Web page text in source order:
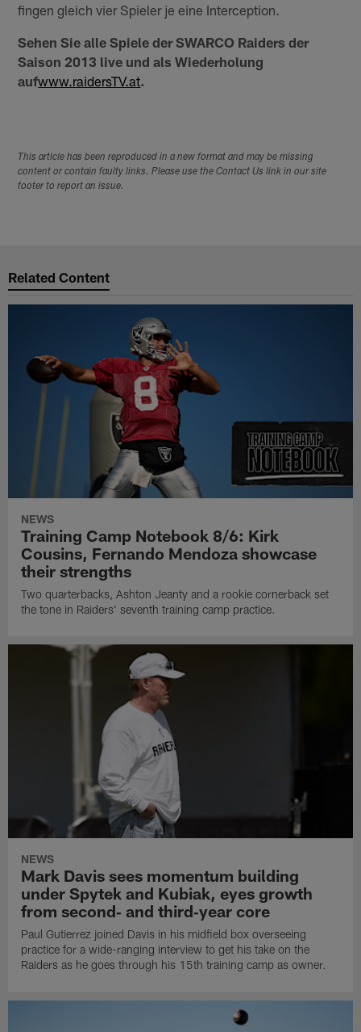
fingen gleich vier Spieler je eine Interception.
Sehen Sie alle Spiele der SWARCO Raiders der
Saison 2013 live und als Wiederholung
aufwww.raidersTV.at.
This article has been reproduced in a new format and may be missing
content or contain faulty links. Please use the Contact Us link in our site
footer to report an issue.
Related Content
NEWS
Training Camp Notebook 8/6: Kirk
Cousins, Fernando Mendoza showcase
their strengths
Two quarterbacks, Ashton Jeanty and a rookie cornerback set
the tone in Raiders' seventh training camp practice.
NEWS
Mark Davis sees momentum building
under Spytek and Kubiak, eyes growth
from second‑ and third‑year core
Paul Gutierrez joined Davis in his midfield box overseeing
practice for a wide-ranging interview to get his take on the
Raiders as he goes through his 15th training camp as owner.